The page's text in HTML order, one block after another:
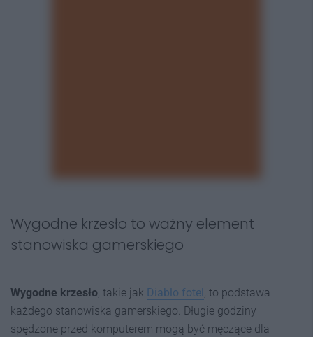
Wygodne krzesło to ważny element
stanowiska gamerskiego
Wygodne krzesło , takie jak Diablo fotel , to podstawa
każdego stanowiska gamerskiego. Długie godziny
spędzone przed komputerem mogą być męczące dla